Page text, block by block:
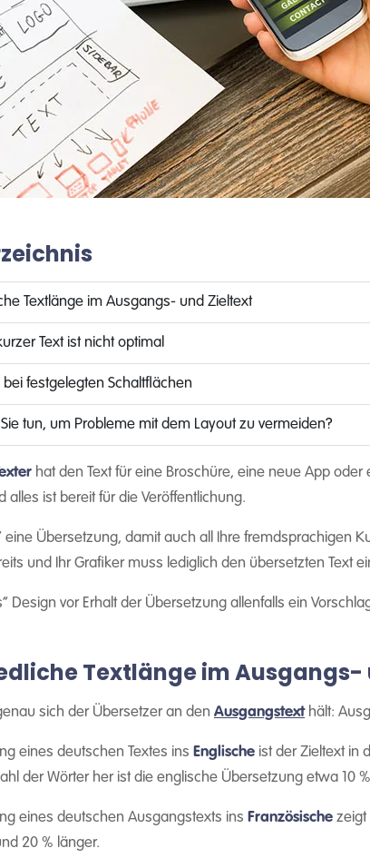
Textlänge im Ausgangs- und Zieltext
Text ist nicht optimal
festgelegten Schaltflächen
tun, um Probleme mit dem Layout zu vermeiden?
hat den Text für eine Broschüre, eine neue App
alles ist bereit für die Veröffentlichung.
eine Übersetzung, damit auch all Ihre fremdsprachigen
und Ihr Grafiker muss lediglich den übersetzten
Design vor Erhalt der Übersetzung allenfalls ein
Textlänge im Ausgangs-
sich der Übersetzer an den Ausgangstexthält:
eines deutschen Textes ins Englische ist der Zieltext in
der Wörter her ist die englische Übersetzung etwa 10
eines deutschen Ausgangstexts ins Französische zeigt
20 % länger.